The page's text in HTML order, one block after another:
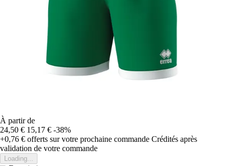
À partir de
24,50 € 15,17 € -38%
+0,76 € offerts sur votre prochaine commande Crédités après
validation de votre commande
Loading...